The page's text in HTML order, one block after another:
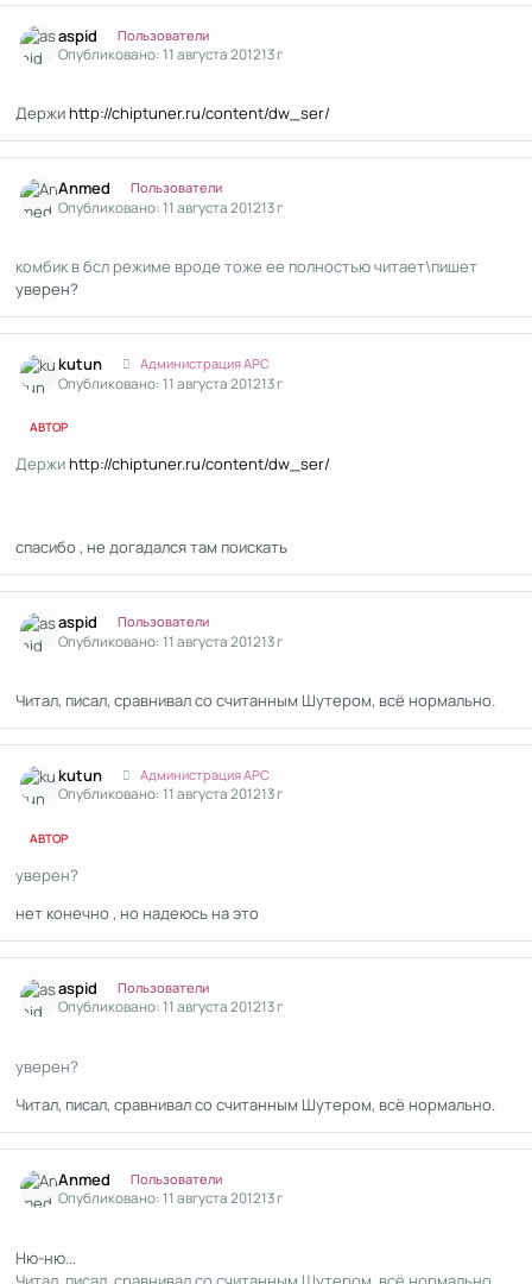
aspid Пользователи
Опубликовано:11 августа 201213 г
Держи http://chiptuner.ru/content/dw_ser/
Anmed Пользователи
Опубликовано:11 августа 201213 г
комбик в бсл режиме вроде тоже ее полностью читает\пишет
уверен?
kutun Администрация APC
Опубликовано:11 августа 201213 г
АВТОР
Держи http://chiptuner.ru/content/dw_ser/
спасибо , не догадался там поискать
aspid Пользователи
Опубликовано:11 августа 201213 г
Читал, писал, сравнивал со считанным Шутером, всё нормально.
kutun Администрация APC
Опубликовано:11 августа 201213 г
АВТОР
уверен?
нет конечно , но надеюсь на это
aspid Пользователи
Опубликовано:11 августа 201213 г
уверен?
Читал, писал, сравнивал со считанным Шутером, всё нормально.
Anmed Пользователи
Опубликовано:11 августа 201213 г
Ню-ню...